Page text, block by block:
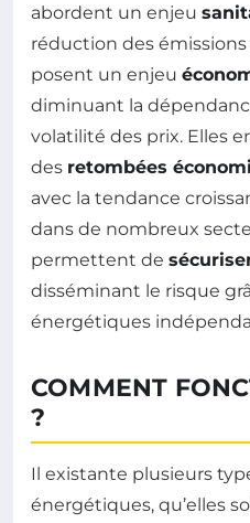
abordent un enjeu
réduction des émissions
posent un enjeu
diminuant la
volatilité des prix. Elles
des retombées
avec la tendance
dans de nombreux
permettent de
disséminant le risque
énergétiques
COMMENT
?
Il existante plusieurs
énergétiques, qu’elles